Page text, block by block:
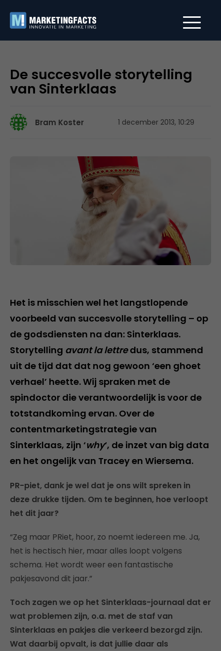
De succesvolle storytelling
van Sinterklaas
Bram Koster 1 december 2013, 10:29
Het is misschien wel het langstlopende
voorbeeld van succesvolle storytelling – op
de godsdiensten na dan: Sinterklaas.
Storytelling avant la lettredus, stammend
uit de tijd dat dat nog gewoon ‘een ghoet
verhael’ heette. Wij spraken met de
spindoctor die verantwoordelijk is voor de
totstandkoming ervan. Over de
contentmarketingstrategie van
Sinterklaas, zijn ‘why‘, de inzet van big data
en het ongelijk van Tracey en Wiersema.
PR-piet, dank je wel dat je ons wilt spreken in
deze drukke tijden. Om te beginnen, hoe verloopt
het dit jaar?
“Zeg maar PRiet, hoor, zo noemt iedereen me. Ja,
het is hectisch hier, maar alles loopt volgens
schema. Het wordt weer een fantastische
pakjesavond dit jaar.”
Toch zagen we op het Sinterklaas-journaal dat er
wat problemen zijn, o.a. met de staf van
Sinterklaas en pakjes die verkeerd bezorgd zijn.
Wat daarbij opvalt, is dat jullie daar als